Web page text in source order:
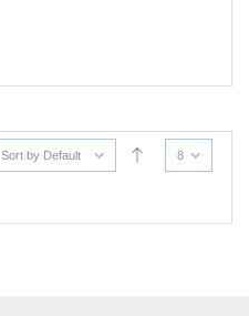
Sort by Default 8